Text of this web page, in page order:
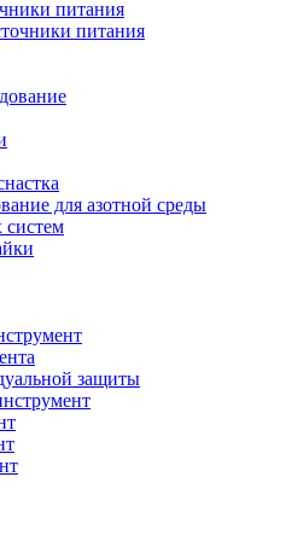
питания
питания
для азотной среды
защиты